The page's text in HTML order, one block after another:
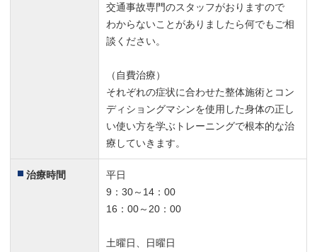
交通事故専門のスタッフがおりますので
わからないことがありましたら何でもご相
談ください。
（自費治療）
それぞれの症状に合わせた整体施術とコン
ディショングマシンを使用した身体の正し
い使い方を学ぶトレーニングで根本的な治
療していきます。
治療時間
平日
9：30～14：00
16：00～20：00
土曜日、日曜日